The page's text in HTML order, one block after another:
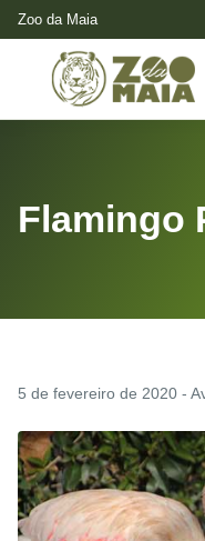
Zoo da Maia
Flamingo
5 de fevereiro de 2020 -